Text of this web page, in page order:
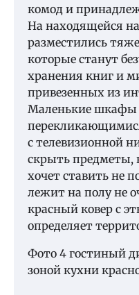
комод и
На находящейся
разместились
которые станут
хранения книг и
привезенных из
Маленькие шкафы
с телевизионной
скрыть предметы,
хочет ставить не
лежит на полу не
красный ковер с
определяет
Фото 4 гостиный
зоной кухни